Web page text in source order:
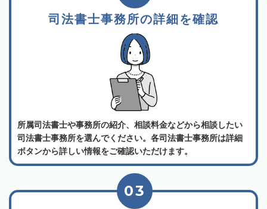
司法書士事務所の詳細を確認
所属司法書士や事務所の紹介、相談料金などから相談したい
司法書士事務所を選んでください。各司法書士事務所は詳細
ボタンから詳しい情報をご確認いただけます。
03